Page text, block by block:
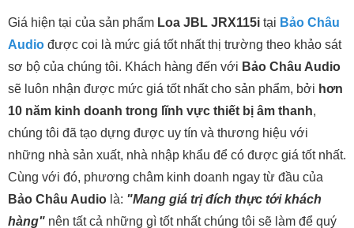
Giá hiện tại của sản phẩm Loa JBL JRX115i tại Bảo Châu
Audio được coi là mức giá tốt nhất thị trường theo khảo sát
sơ bộ của chúng tôi. Khách hàng đến với Bảo Châu Audio
sẽ luôn nhận được mức giá tốt nhất cho sản phẩm, bởi hơn
10 năm kinh doanh trong lĩnh vực thiết bị âm thanh,
chúng tôi đã tạo dựng được uy tín và thương hiệu với
những nhà sản xuất, nhà nhập khẩu để có được giá tốt nhất.
Cùng với đó, phương châm kinh doanh ngay từ đầu của
Bảo Châu Audio là: "Mang giá trị đích thực tới khách
hàng" nên tất cả những gì tốt nhất chúng tôi sẽ làm để quý